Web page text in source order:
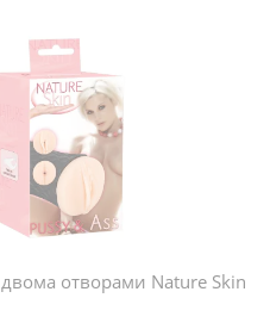
двома отворами Nature Skin